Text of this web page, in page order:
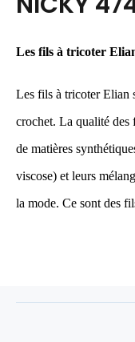
Les fils à tricoter
Les fils à tricoter Elian
crochet. La qualité des
de matières
viscose) et leurs
la mode. Ce sont des